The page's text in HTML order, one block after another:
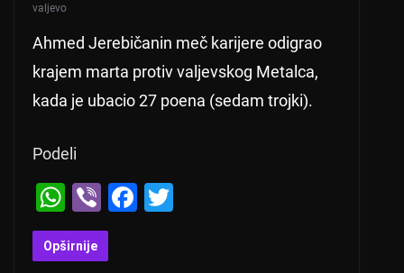
valjevo
Ahmed Jerebičanin meč karijere odigrao
krajem marta protiv valjevskog Metalca,
kada je ubacio 27 poena (sedam trojki).
Podeli
W
h
at
Vi
b
er
F
Opširnije